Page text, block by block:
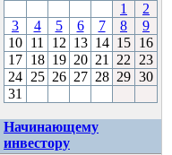
1
2
3
4 5 6 7 8
9
10 11 12 13 14 15 16
17 18 19 20 21 22
23
24 25 26 27 28 29 30
31
Начинающему
инвестору